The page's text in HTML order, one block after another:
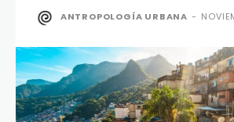
ANTROPOLOGÍA URBANA -